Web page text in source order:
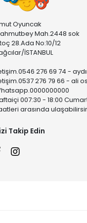
Oyuncak
Mah.2448 sok
28.Ada No:10/12
İSTANBUL
276 69 74 -
276 79 66 - ali
007:30 - 18:00
arasında
Takip Edin